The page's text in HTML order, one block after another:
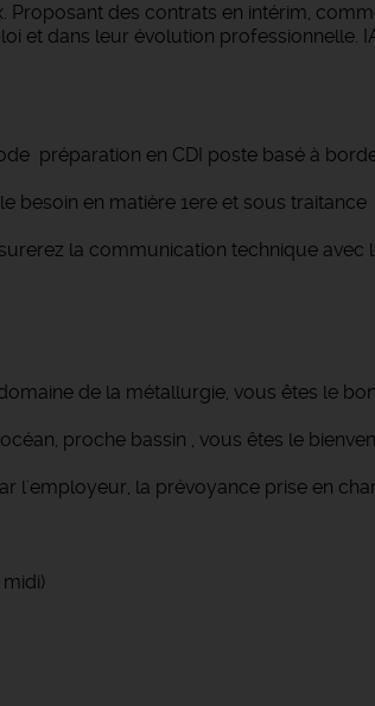
des contrats en intérim,
et dans leur évolution professionnelle.
préparation en CDI poste basé à
besoin en matière 1ere et sous traitance
la communication technique avec
de la métallurgie, vous êtes le
proche bassin , vous êtes le
l'employeur, la prévoyance prise en